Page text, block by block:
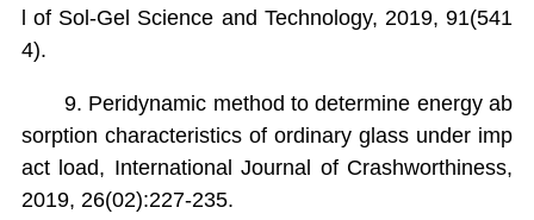
l of Sol-Gel Science and Technology, 2019, 91(541
4).
9. Peridynamic method to determine energy ab
sorption characteristics of ordinary glass under imp
act load, International Journal of Crashworthiness,
2019, 26(02):227-235.